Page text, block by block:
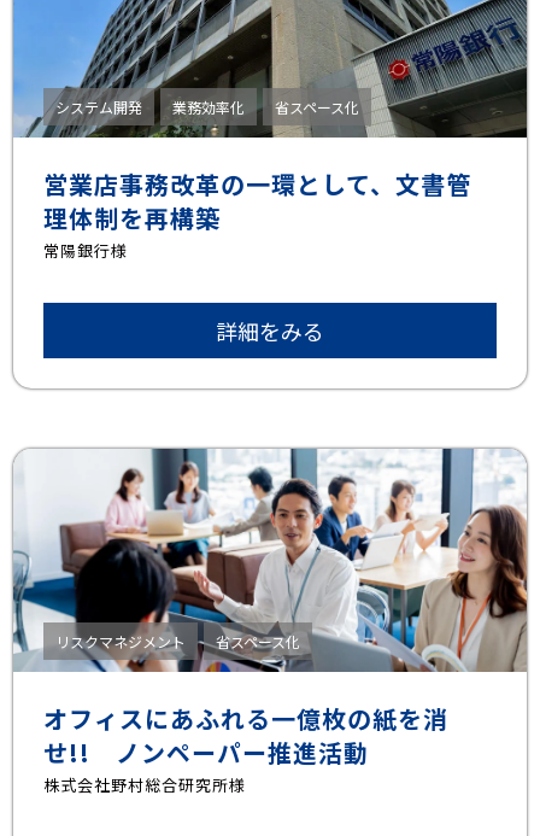
システム開発 業務効率化 省スペース化
営業店事務改革の一環として、文書管
理体制を再構築
常陽銀行様
詳細をみる
リスクマネジメント 省スペース化
オフィスにあふれる一億枚の紙を消
せ!! ノンペーパー推進活動
株式会社野村総合研究所様